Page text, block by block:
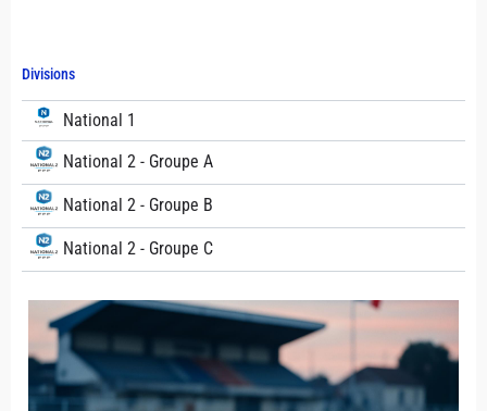
Divisions
National 1
National 2 - Groupe A
National 2 - Groupe B
National 2 - Groupe C